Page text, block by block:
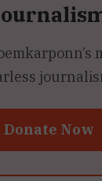
Donate Now